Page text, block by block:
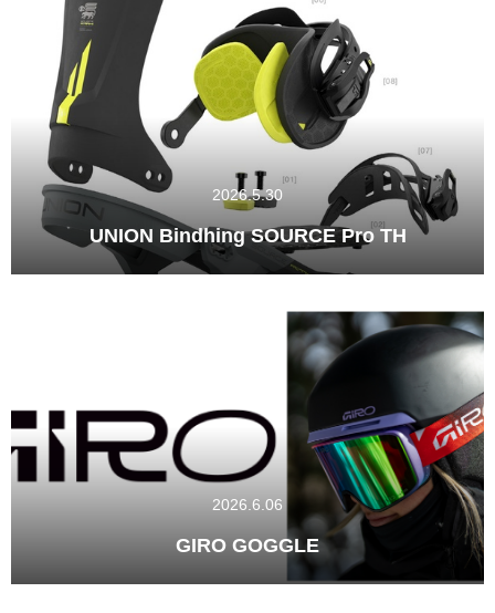
2026.5.30
UNION Bindhing SOURCE Pro TH
2026.6.06
GIRO GOGGLE